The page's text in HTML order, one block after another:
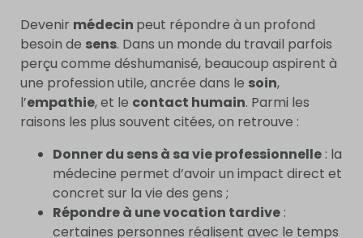
Devenir médecin peut répondre à un profond
besoin de sens. Dans un monde du travail parfois
perçu comme déshumanisé, beaucoup aspirent à
une profession utile, ancrée dans le soin,
l’empathie, et le contact humain. Parmi les
raisons les plus souvent citées, on retrouve :
Donner du sens à sa vie professionnelle : la
médecine permet d’avoir un impact direct et
concret sur la vie des gens ;
Répondre à une vocation tardive :
certaines personnes réalisent avec le temps